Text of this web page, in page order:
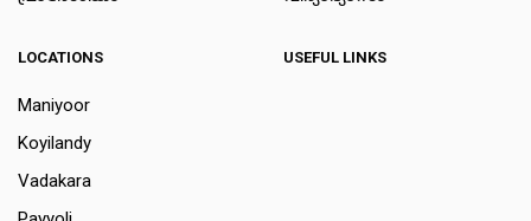
LOCATIONS
Maniyoor
Koyilandy
Vadakara
USEFUL LINKS